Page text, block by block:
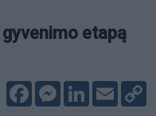
etapą
FacebookMessenger
LinkedIn
Email